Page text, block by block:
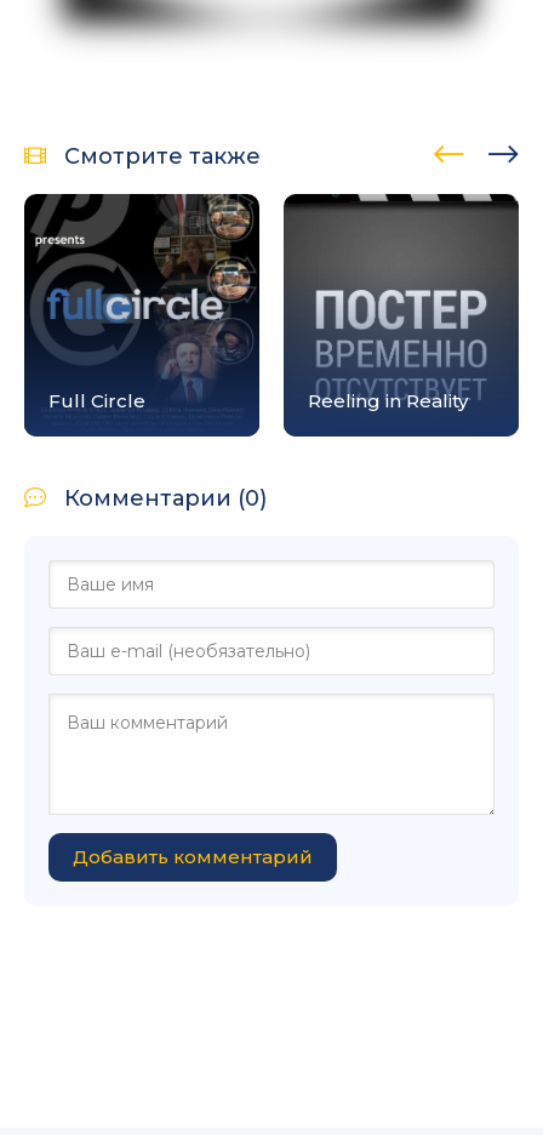
Смотрите также
Full Circle Reeling in Reality
Комментарии (0)
Добавить комментарий